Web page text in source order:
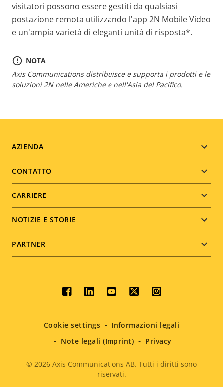
visitatori possono essere gestiti da qualsiasi
postazione remota utilizzando l'app 2N Mobile Video
e un'ampia varietà di eleganti unità di risposta*.
NOTA
Axis Communications distribuisce e supporta i prodotti e le
soluzioni 2N nelle Americhe e nell'Asia del Pacifico.
Footer
menu
AZIENDA
CONTATTO
CARRIERE
NOTIZIE E STORIE
PARTNER
Social
menu
© 2026 Axis Communications AB. Tutti i diritti sono
riservati.
Cookie settings
Informazioni legali
Note legali (Imprint)
Privacy